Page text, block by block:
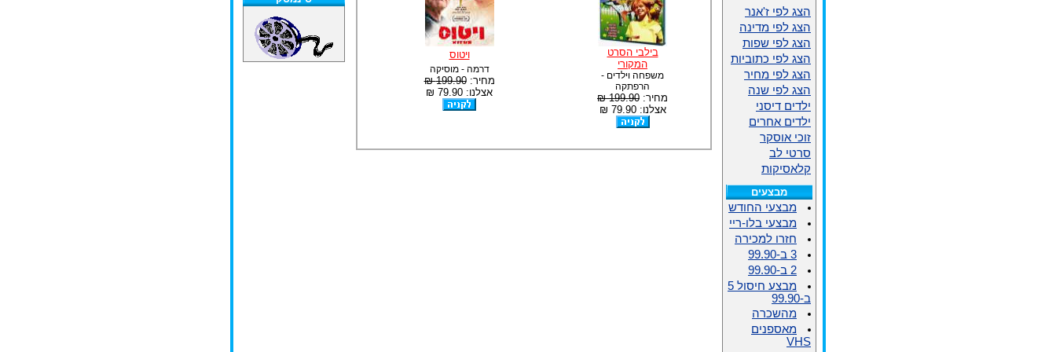
-
בילבי הסרט
המקורי
משפחה וילדים -
הרפתקה
מחיר: 199.90 ₪
אצלנו: 79.90 ₪
ויטוס
דרמה - מוסיקה
מחיר:199.90 ₪
אצלנו: 79.90 ₪
הצג לפי ז'אנר
הצג לפי מדינה
הצג לפי שפות
הצג לפי כתוביות
הצג לפי מחיר
הצג לפי שנה
ילדים דיסני
ילדים אחרים
זוכי אוסקר
סרטי לב
קלאסיקות
מבצעים
מבצעי החודש
מבצעי בלו-ריי
חזרו למכירה
3 ב-99.90
2 ב-99.90
מבצע חיסול 5
ב-99.90
מהשכרה
מאספנים
VHS